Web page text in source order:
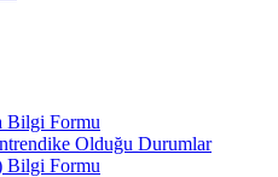
Bilgi Formu
Olduğu Durumlar
Bilgi Formu